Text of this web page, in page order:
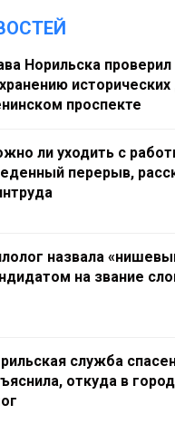
Норильска
проспекте
ли уходить с
перерыв,
назвала
на звание
служба
откуда в